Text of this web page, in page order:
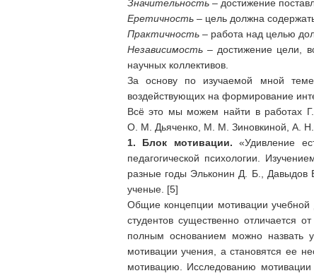
Значительность –достижение
Еретичность –цель должна
Практичность –работа над целью
Независимость –достижение цели,
научных коллективов.
За основу по изучаемой мной теме
воздействующих на формирование
Всё это мы можем найти в работах
О. М. Дьяченко, М. М. Зиновкиной, А.
1. Блок мотивации.«Удивление
педагогической психологии.
разные годы Эльконин Д. Б.,
ученые. [5]
Общие концепции мотивации учебной
студентов существенно отличается
полным основанием можно назвать
мотивации учения, а становятся ее
мотивацию. Исследованию